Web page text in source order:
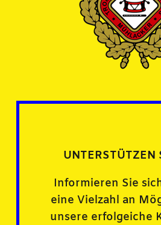
UNTERSTÜTZEN
Informieren Sie
eine Vielzahl an
unsere erfolgeiche